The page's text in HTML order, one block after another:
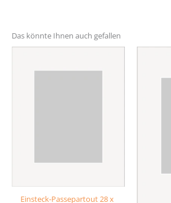
Das könnte Ihnen auch gefallen
Einsteck-Passepartout 28 x